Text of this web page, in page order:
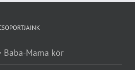
Baba-Mama kör